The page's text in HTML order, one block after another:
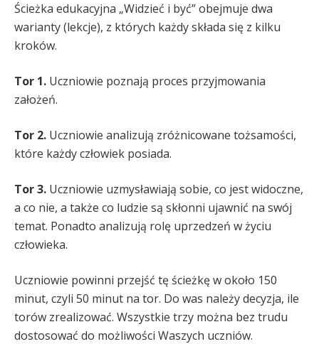
Ścieżka edukacyjna „Widzieć i być” obejmuje dwa
warianty (lekcje), z których każdy składa się z kilku
kroków.
Tor 1. Uczniowie poznają proces przyjmowania
założeń.
Tor 2. Uczniowie analizują zróżnicowane tożsamości,
które każdy człowiek posiada.
Tor 3. Uczniowie uzmysławiają sobie, co jest widoczne,
a co nie, a także co ludzie są skłonni ujawnić na swój
temat. Ponadto analizują rolę uprzedzeń w życiu
człowieka.
Uczniowie powinni przejść tę ścieżkę w około 150
minut, czyli 50 minut na tor. Do was należy decyzja, ile
torów zrealizować. Wszystkie trzy można bez trudu
dostosować do możliwości Waszych uczniów.